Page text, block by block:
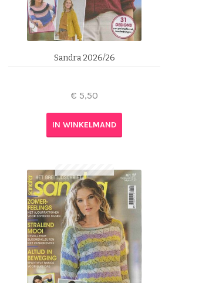
Sandra 2026/26
€ 5,50
IN WINKELMAND